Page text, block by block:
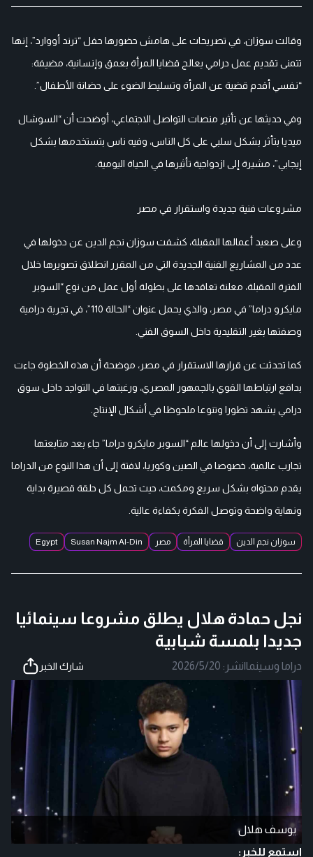
وقالت سوزان، في تصريحات على هامش حضورها حفل “ترند أووارد”، إنها
تتمنى تقديم عمل درامي يعالج قضايا المرأة بعمق وإنسانية، مضيفة:
“نفسي أقدم قضية عن المرأة وتسليط الضوء على حضانة الأطفال”.
وفي حديثها عن تأثير منصات التواصل الاجتماعي، أوضحت أن “السوشال
ميديا بتأثر بشكل سلبي على كل الناس، وفيه ناس بتستخدمها بشكل
إيجابي”، مشيرة إلى ازدواجية تأثيرها في الحياة اليومية.
مشروعات فنية جديدة واستقرار في مصر
وعلى صعيد أعمالها المقبلة، كشفت سوزان نجم الدين عن دخولها في
عدد من المشاريع الفنية الجديدة التي من المقرر انطلاق تصويرها خلال
الفترة المقبلة، معلنة تعاقدها على بطولة أول عمل من نوع “السوبر
مايكرو دراما” في مصر، والذي يحمل عنوان “الحالة 110”، في تجربة درامية
وصفتها بغير التقليدية داخل السوق الفني.
كما تحدثت عن قرارها الاستقرار في مصر، موضحة أن هذه الخطوة جاءت
بدافع ارتباطها القوي بالجمهور المصري، ورغبتها في التواجد داخل سوق
درامي يشهد تطورا وتنوعا ملحوظا في أشكال الإنتاج.
وأشارت إلى أن دخولها عالم “السوبر مايكرو دراما” جاء بعد متابعتها
تجارب عالمية، خصوصا في الصين وكوريا، لافتة إلى أن هذا النوع من الدراما
يقدم محتواه بشكل سريع ومكمث، حيث تحمل كل حلقة قصيرة بداية
ونهاية واضحة وتوصل الفكرة بكفاءة عالية.
سوزان نجم الدين قضايا المرأة مصر Susan Najm Al-Din
Egypt
نجل حمادة هلال يطلق مشروعا سينمائيا
جديدا بلمسة شبابية
دراما وسينما|نشر: 2026/5/20 شارك الخبر
يوسف هلال
استمع للخبر: